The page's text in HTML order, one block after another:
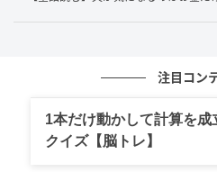
注目コン
1本だけ動かして計算を
クイズ【脳トレ】